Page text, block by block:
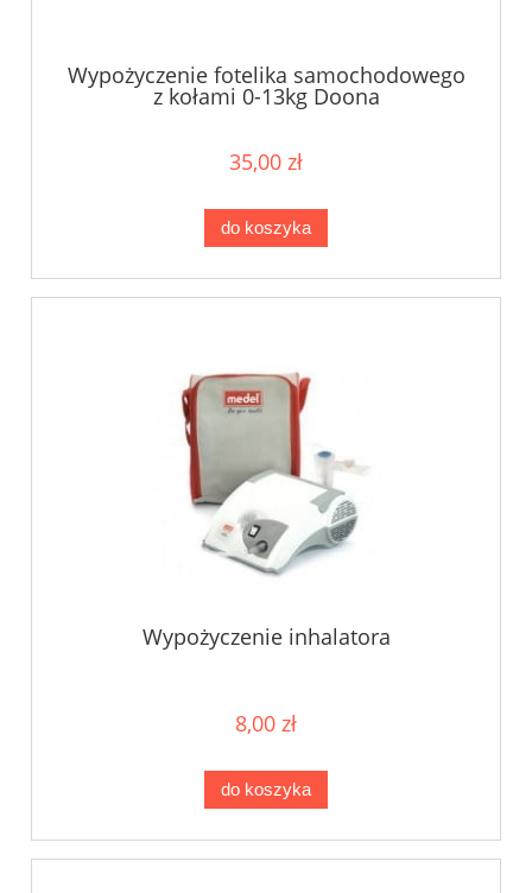
Wypożyczenie fotelika samochodowego
z kołami 0-13kg Doona
35,00 zł
do koszyka
Wypożyczenie inhalatora
8,00 zł
do koszyka